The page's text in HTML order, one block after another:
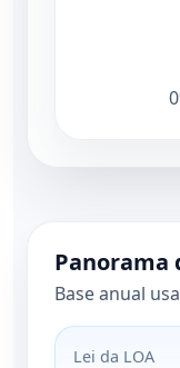
Panorama
Base anual
Lei da LOA